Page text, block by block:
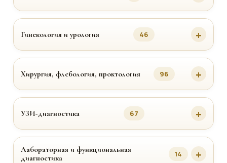
Гинекология и урология 46
Хирургия, флебология, проктология 96
УЗИ-диагностика 67
Лабораторная и функциональная
диагностика
14